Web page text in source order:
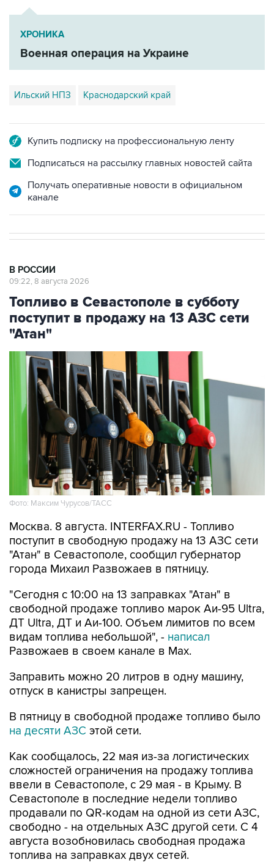
ХРОНИКА
Военная операция на Украине
Ильский НПЗ Краснодарский край
Подписаться на рассылку главных новостей сайта
Получать оперативные новости в официальном
Топливо в Севастополе в субботу
поступит в продажу на 13 АЗС сети
"Атан"
Фото: Максим Чурусов/ТАСС
Москва. 8 августа. INTERFAX.RU - Топливо
"Атан" в Севастополе, сообщил губернатор
города Михаил Развожаев в пятницу.
"Сегодня с 10:00 на 13 заправках "Атан" в
ДТ Ultra, ДТ и Аи-100. Объем лимитов по всем
видам топлива небольшой", - написал
Развожаев в своем канале в Max.
Заправить можно 20 литров в одну машину,
В пятницу в свободной продаже топливо было
Как сообщалось, 22 мая из-за логистических
ввели в Севастополе, с 29 мая - в Крыму. В
Севастополе в последние недели топливо
продавали по QR-кодам на одной из сети АЗС,
свободно - на отдельных АЗС другой сети. С 4
августа возобновилась свободная продажа
топлива на заправках двух сетей.
Севастополь Атан Михаил Развожаев